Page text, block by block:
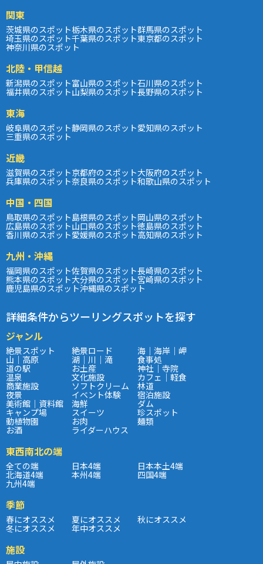
関東
茨城県のスポット栃木県のスポット群馬県のスポット
埼玉県のスポット千葉県のスポット東京都のスポット
神奈川県のスポット
北陸・甲信越
新潟県のスポット富山県のスポット石川県のスポット
福井県のスポット山梨県のスポット長野県のスポット
東海
岐阜県のスポット静岡県のスポット愛知県のスポット
三重県のスポット
近畿
滋賀県のスポット京都府のスポット大阪府のスポット
兵庫県のスポット奈良県のスポット和歌山県のスポット
中国・四国
鳥取県のスポット島根県のスポット岡山県のスポット
広島県のスポット山口県のスポット徳島県のスポット
香川県のスポット愛媛県のスポット高知県のスポット
九州・沖縄
福岡県のスポット佐賀県のスポット長崎県のスポット
熊本県のスポット大分県のスポット宮崎県のスポット
鹿児島県のスポット沖縄県のスポット
詳細条件からツーリングスポットを探す
ジャンル
絶景スポット 絶景ロード 海｜海岸｜岬
山｜高原 湖｜川｜滝 食事処
道の駅 お土産 神社｜寺院
温泉 文化施設 カフェ｜軽食
商業施設 ソフトクリーム 林道
夜景 イベント体験 宿泊施設
美術館｜資料館 海鮮 ダム
キャンプ場 スイーツ 珍スポット
動植物園 お肉 麺類
お酒 ライダーハウス
東西南北の端
全ての端 日本4端 日本本土4端
北海道4端 本州4端 四国4端
九州4端
季節
春にオススメ 夏にオススメ 秋にオススメ
冬にオススメ 年中オススメ
施設